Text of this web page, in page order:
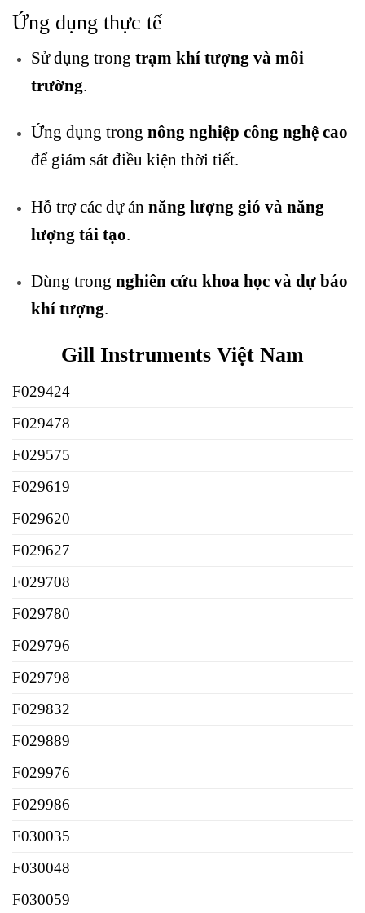
Ứng dụng thực tế
Sử dụng trongtrạm khí tượng và môi
trường.
Ứng dụng trongnông nghiệp công nghệ cao
để giám sát điều kiện thời tiết.
Hỗ trợ các dự ánnăng lượng gió và năng
lượng tái tạo.
Dùng trongnghiên cứu khoa học và dự báo
khí tượng.
Gill Instruments Việt Nam
F029424
F029478
F029575
F029619
F029620
F029627
F029708
F029780
F029796
F029798
F029832
F029889
F029976
F029986
F030035
F030048
F030059